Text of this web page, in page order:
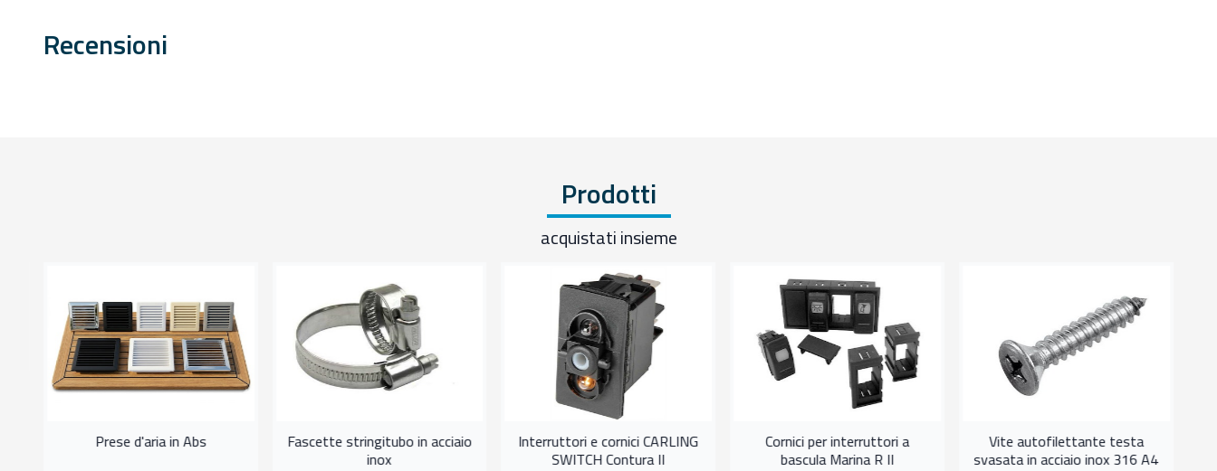
Recensioni
Prodotti
acquistati insieme
Prese d'aria in Abs
Fascette stringitubo in acciaio
inox
Interruttori e cornici CARLING
SWITCH Contura II
Cornici per interruttori a
bascula Marina R II
Vite autofilettante testa
svasata in acciaio inox 316 A4